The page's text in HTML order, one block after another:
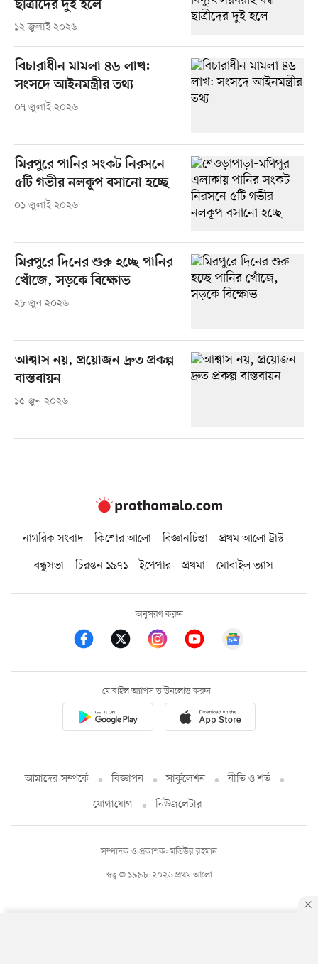
ছাত্রীদের দুই হলে
১২ জুলাই ২০২৬
বিচারাধীন মামলা ৪৬ লাখ:
সংসদে আইনমন্ত্রীর তথ্য
০৭ জুলাই ২০২৬
মিরপুরে পানির সংকট নিরসনে
৫টি গভীর নলকূপ বসানো হচ্ছে
০১ জুলাই ২০২৬
মিরপুরে দিনের শুরু হচ্ছে পানির
খোঁজে, সড়কে বিক্ষোভ
২৮ জুন ২০২৬
আশ্বাস নয়, প্রয়োজন দ্রুত প্রকল্প
বাস্তবায়ন
১৫ জুন ২০২৬
নাগরিক সংবাদ কিশোর আলো বিজ্ঞানচিন্তা
প্রথম আলো ট্রাস্ট
বন্ধুসভা
চিরন্তন ১৯৭১ ইপেপার প্রথমা মোবাইল ভ্যাস
অনুসরণ করুন
মোবাইল অ্যাপস ডাউনলোড করুন
আমাদের সম্পর্কে বিজ্ঞাপন সার্কুলেশন
নীতি ও শর্ত
যোগাযোগ
নিউজলেটার
স্বত্ব © ১৯৯৮-২০২৬ প্রথম আলো
সম্পাদক ও প্রকাশক: মতিউর রহমান